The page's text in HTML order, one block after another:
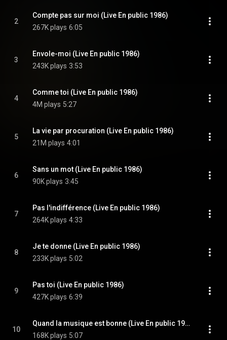
2
Compte pas sur moi (Live En public 1986)
267K plays 6:05
3
Envole-moi (Live En public 1986)
243K plays 3:53
4
Comme toi (Live En public 1986)
4M plays 5:27
5
La vie par procuration (Live En public 1986)
21M plays 4:01
6
Sans un mot (Live En public 1986)
90K plays 3:45
7
Pas l'indifférence (Live En public 1986)
264K plays 4:33
8
Je te donne (Live En public 1986)
233K plays 5:02
9
Pas toi (Live En public 1986)
427K plays 6:39
10
Quand la musique est bonne (Live En public 1986)
168K plays 5:07